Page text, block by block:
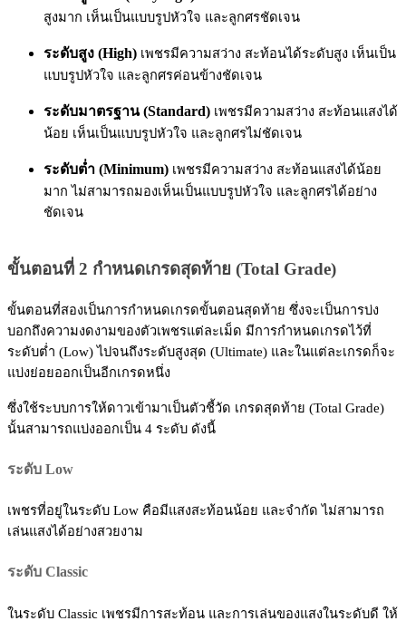
สูงมาก เห็นเป็นแบบรูปหัวใจ และลูกศรชัดเจน
ระดับสูง (High) เพชรมีความสว่าง สะท้อนได้ระดับสูง เห็นเป็น
แบบรูปหัวใจ และลูกศรค่อนข้างชัดเจน
ระดับมาตรฐาน (Standard) เพชรมีความสว่าง สะท้อนแสงได้
น้อย เห็นเป็นแบบรูปหัวใจ และลูกศรไม่ชัดเจน
ระดับต่ำ (Minimum) เพชรมีความสว่าง สะท้อนแสงได้น้อย
มาก ไม่สามารถมองเห็นเป็นแบบรูปหัวใจ และลูกศรได้อย่าง
ชัดเจน
ขั้นตอนที่ 2 กำหนดเกรดสุดท้าย (Total Grade)
ขั้นตอนที่สองเป็นการกำหนดเกรดขั้นตอนสุดท้าย ซึ่งจะเป็นการบ่ง
บอกถึงความงดงามของตัวเพชรแต่ละเม็ด มีการกำหนดเกรดไว้ที่
ระดับต่ำ (Low) ไปจนถึงระดับสูงสุด (Ultimate) และในแต่ละเกรดก็จะ
แบ่งย่อยออกเป็นอีกเกรดหนึ่ง
ซึ่งใช้ระบบการให้ดาวเข้ามาเป็นตัวชี้วัด เกรดสุดท้าย (Total Grade)
นั้นสามารถแบ่งออกเป็น 4 ระดับ ดังนี้
ระดับ Low
เพชรที่อยู่ในระดับ Low คือมีแสงสะท้อนน้อย และจำกัด ไม่สามารถ
เล่นแสงได้อย่างสวยงาม
ระดับ Classic
ในระดับ Classic เพชรมีการสะท้อน และการเล่นของแสงในระดับดี ให้